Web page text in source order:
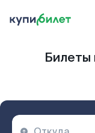
Билеты